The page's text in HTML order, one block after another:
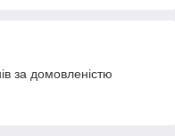
за домовленістю